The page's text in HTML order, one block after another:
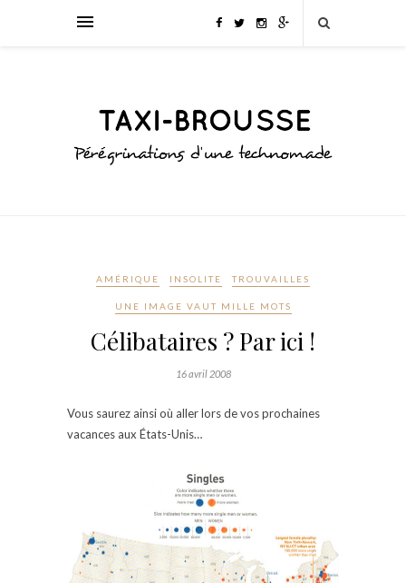
AMÉRIQUE INSOLITE TROUVAILLES
UNE IMAGE VAUT MILLE MOTS
Célibataires ? Par ici !
16 avril 2008
Vous saurez ainsi où aller lors de vos prochaines
vacances aux États-Unis…